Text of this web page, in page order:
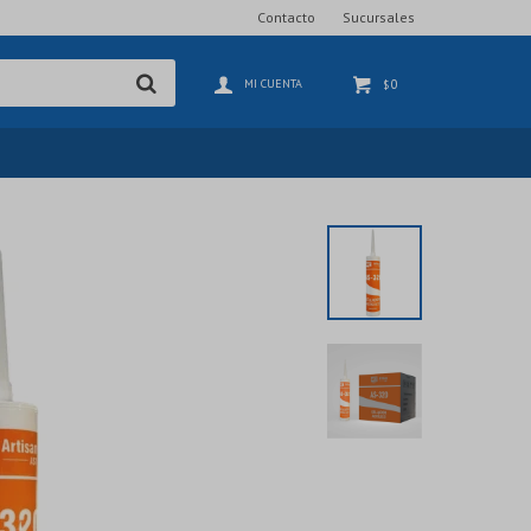
$0
Contacto Sucursales